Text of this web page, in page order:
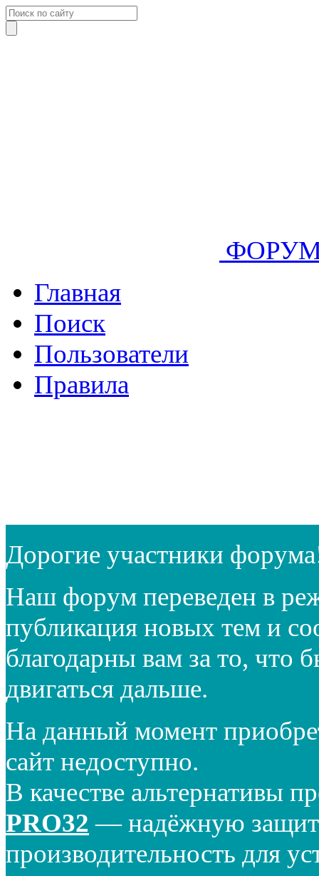
Главная
Поиск
Пользователи
Правила
Дорогие участники
Наш форум переведен в
публикация новых тем и
благодарны вам за то, что
двигаться дальше.
На данный момент
сайт недоступно.
В качестве альтернативы
PRO32 — надёжную
производительность для